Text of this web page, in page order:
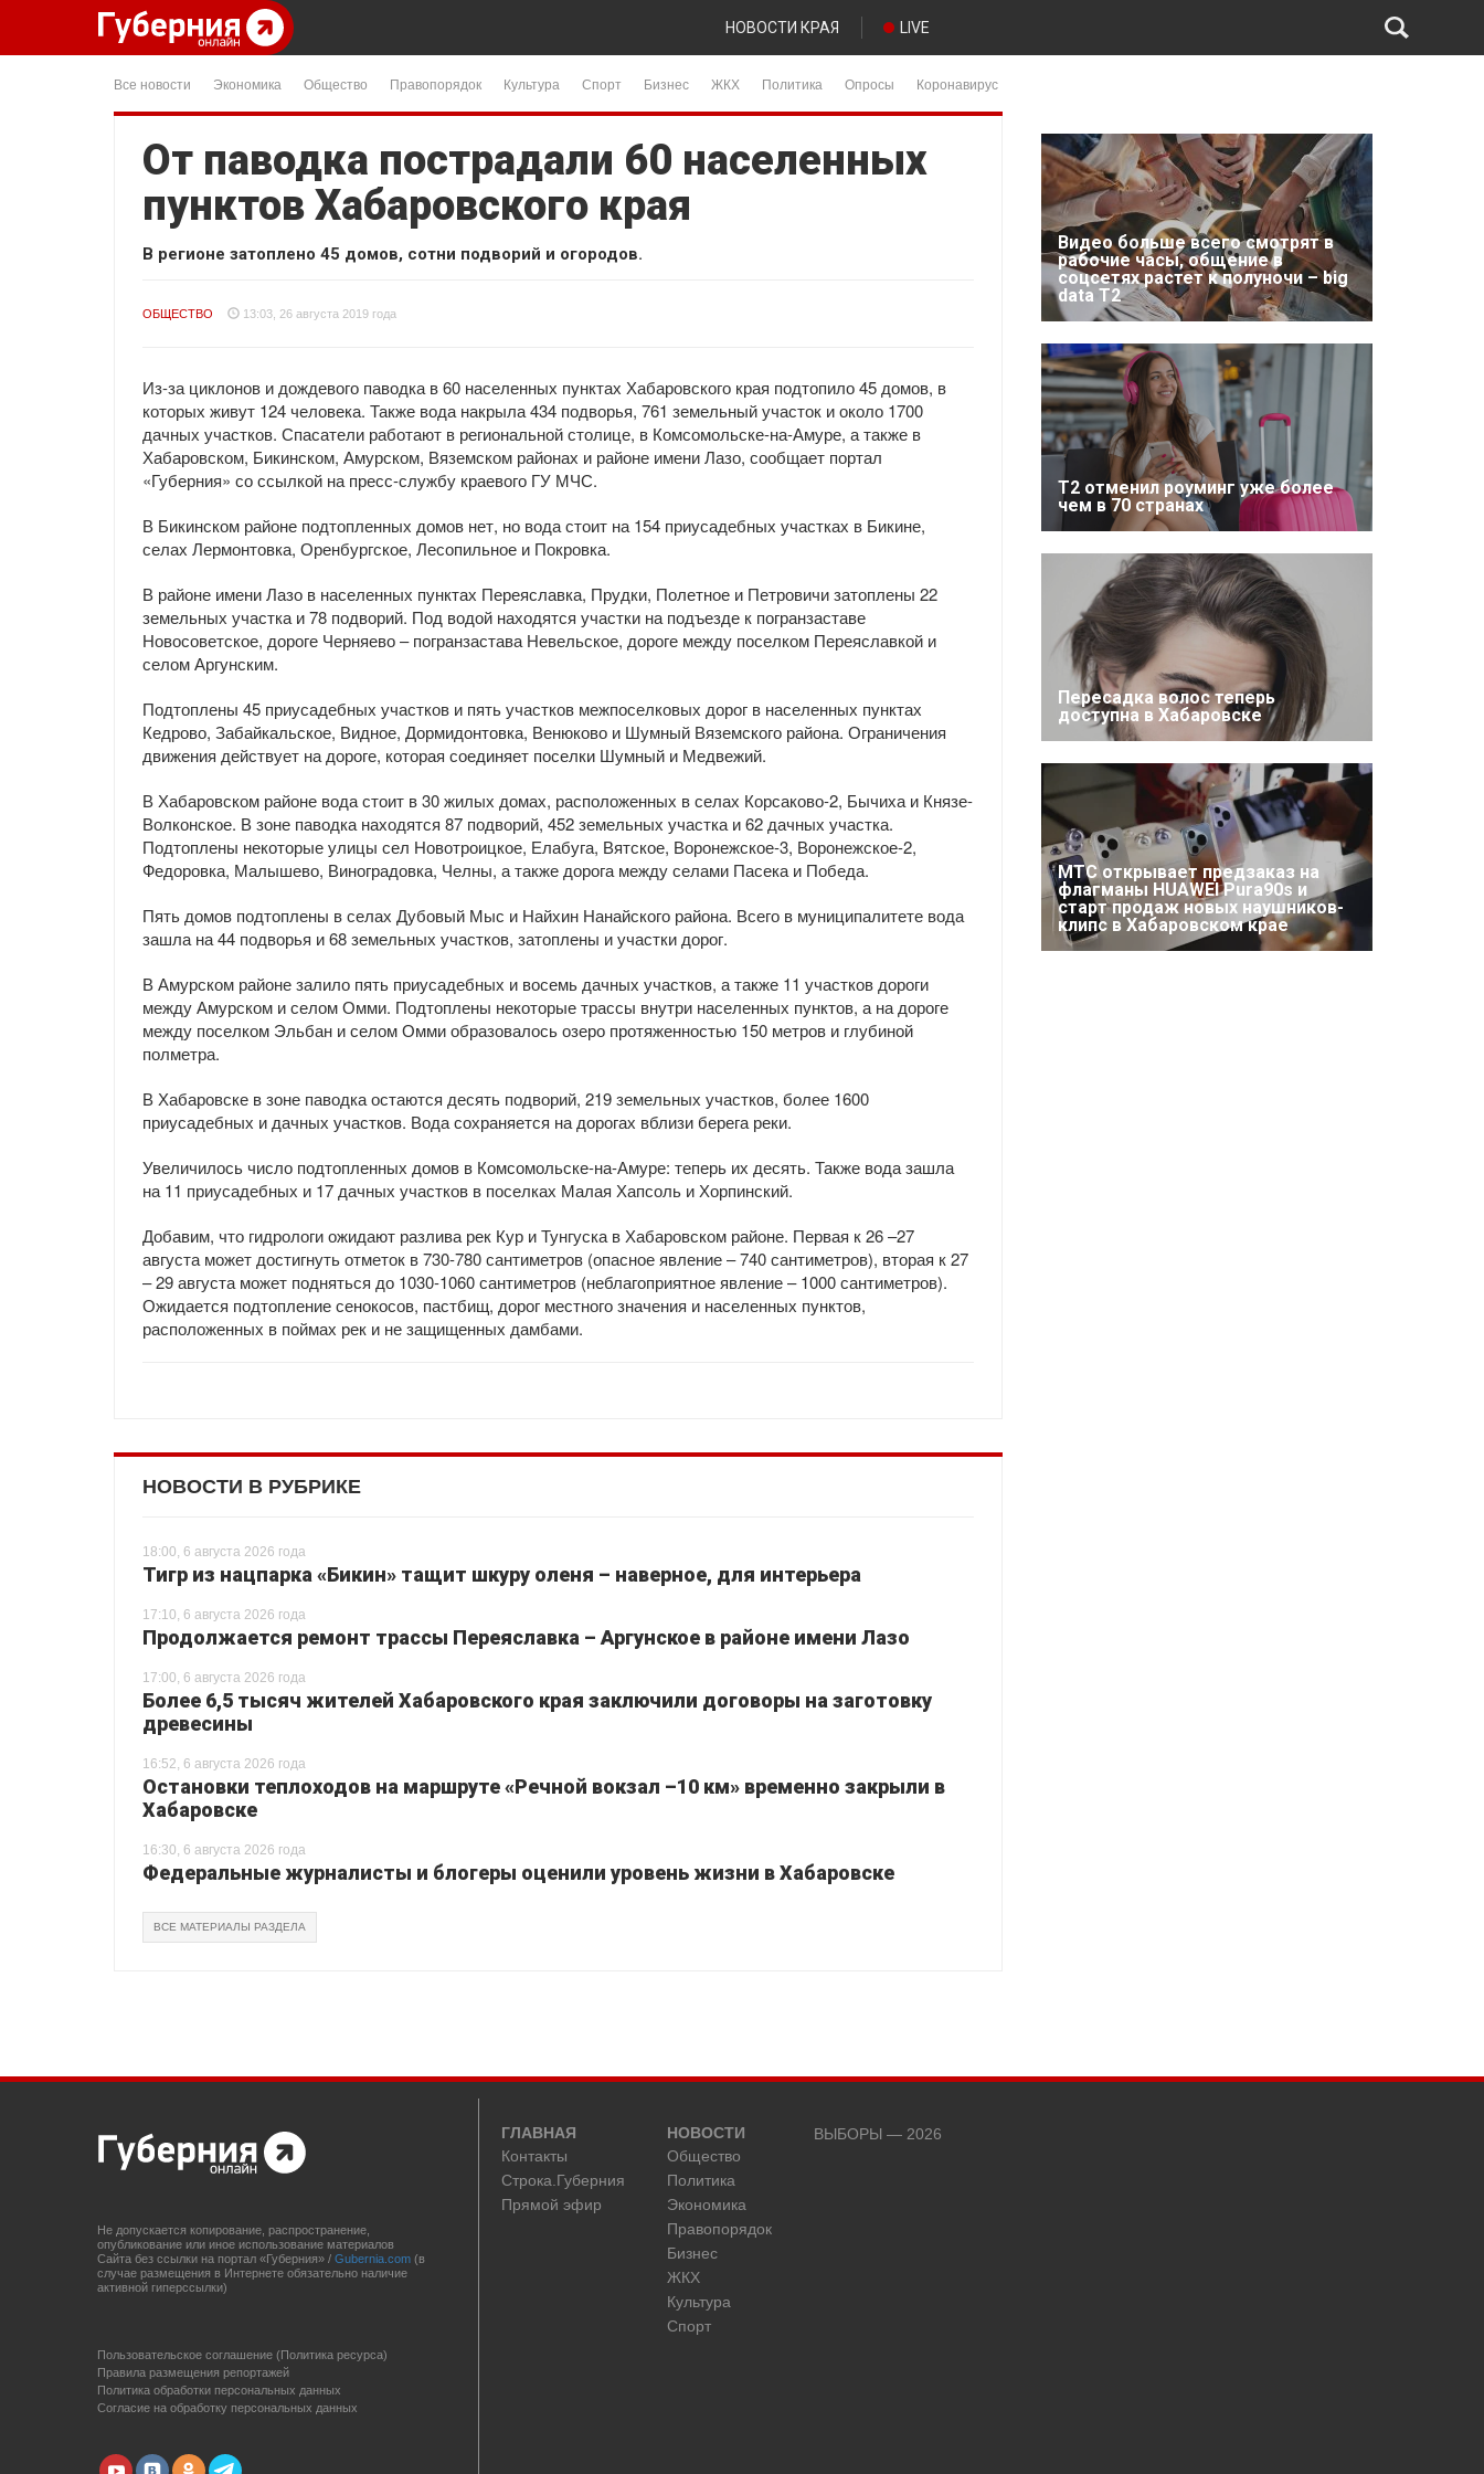
НОВОСТИ КРАЯ LIVE
Все новости Экономика Общество Правопорядок Культура Спорт Бизнес ЖКХ Политика Опросы Коронавирус
От паводка пострадали 60 населенных
пунктов Хабаровского края
В регионе затоплено 45 домов, сотни подворий и огородов.
ОБЩЕСТВО 13:03, 26 августа 2019 года
Из-за циклонов и дождевого паводка в 60 населенных пунктах Хабаровского края подтопило 45 домов, в
которых живут 124 человека. Также вода накрыла 434 подворья, 761 земельный участок и около 1700
дачных участков. Спасатели работают в региональной столице, в Комсомольске-на-Амуре, а также в
Хабаровском, Бикинском, Амурском, Вяземском районах и районе имени Лазо, сообщает портал
«Губерния» со ссылкой на пресс-службу краевого ГУ МЧС.
В Бикинском районе подтопленных домов нет, но вода стоит на 154 приусадебных участках в Бикине,
селах Лермонтовка, Оренбургское, Лесопильное и Покровка.
В районе имени Лазо в населенных пунктах Переяславка, Прудки, Полетное и Петровичи затоплены 22
земельных участка и 78 подворий. Под водой находятся участки на подъезде к погранзаставе
Новосоветское, дороге Черняево – погранзастава Невельское, дороге между поселком Переяславкой и
селом Аргунским.
Подтоплены 45 приусадебных участков и пять участков межпоселковых дорог в населенных пунктах
Кедрово, Забайкальское, Видное, Дормидонтовка, Венюково и Шумный Вяземского района. Ограничения
движения действует на дороге, которая соединяет поселки Шумный и Медвежий.
В Хабаровском районе вода стоит в 30 жилых домах, расположенных в селах Корсаково-2, Бычиха и Князе-
Волконское. В зоне паводка находятся 87 подворий, 452 земельных участка и 62 дачных участка.
Подтоплены некоторые улицы сел Новотроицкое, Елабуга, Вятское, Воронежское-3, Воронежское-2,
Федоровка, Малышево, Виноградовка, Челны, а также дорога между селами Пасека и Победа.
Пять домов подтоплены в селах Дубовый Мыс и Найхин Нанайского района. Всего в муниципалитете вода
зашла на 44 подворья и 68 земельных участков, затоплены и участки дорог.
В Амурском районе залило пять приусадебных и восемь дачных участков, а также 11 участков дороги
между Амурском и селом Омми. Подтоплены некоторые трассы внутри населенных пунктов, а на дороге
между поселком Эльбан и селом Омми образовалось озеро протяженностью 150 метров и глубиной
полметра.
В Хабаровске в зоне паводка остаются десять подворий, 219 земельных участков, более 1600
приусадебных и дачных участков. Вода сохраняется на дорогах вблизи берега реки.
Увеличилось число подтопленных домов в Комсомольске-на-Амуре: теперь их десять. Также вода зашла
на 11 приусадебных и 17 дачных участков в поселках Малая Хапсоль и Хорпинский.
Добавим, что гидрологи ожидают разлива рек Кур и Тунгуска в Хабаровском районе. Первая к 26 –27
августа может достигнуть отметок в 730-780 сантиметров (опасное явление – 740 сантиметров), вторая к 27
– 29 августа может подняться до 1030-1060 сантиметров (неблагоприятное явление – 1000 сантиметров).
Ожидается подтопление сенокосов, пастбищ, дорог местного значения и населенных пунктов,
расположенных в поймах рек и не защищенных дамбами.
НОВОСТИ В РУБРИКЕ
18:00, 6 августа 2026 года
Тигр из нацпарка «Бикин» тащит шкуру оленя – наверное, для интерьера
17:10, 6 августа 2026 года
Продолжается ремонт трассы Переяславка – Аргунское в районе имени Лазо
17:00, 6 августа 2026 года
Более 6,5 тысяч жителей Хабаровского края заключили договоры на заготовку
древесины
16:52, 6 августа 2026 года
Остановки теплоходов на маршруте «Речной вокзал –10 км» временно закрыли в
Хабаровске
16:30, 6 августа 2026 года
Федеральные журналисты и блогеры оценили уровень жизни в Хабаровске
ВСЕ МАТЕРИАЛЫ РАЗДЕЛА
Видео больше всего смотрят в
рабочие часы, общение в
соцсетях растет к полуночи – big
data T2
Т2 отменил роуминг уже более
чем в 70 странах
Пересадка волос теперь
доступна в Хабаровске
МТС открывает предзаказ на
флагманы HUAWEI Pura90s и
старт продаж новых наушников-
клипс в Хабаровском крае
Не допускается копирование, распространение,
опубликование или иное использование материалов
Сайта без ссылки на портал «Губерния» / Gubernia.com (в
случае размещения в Интернете обязательно наличие
активной гиперссылки)
Пользовательское соглашение (Политика ресурса)
Правила размещения репортажей
Политика обработки персональных данных
Согласие на обработку персональных данных
ГЛАВНАЯ
Контакты
Строка.Губерния
Прямой эфир
НОВОСТИ
Общество
Политика
Экономика
Правопорядок
Бизнес
ЖКХ
Культура
Спорт
ВЫБОРЫ — 2026